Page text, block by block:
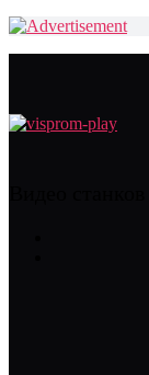
Видео